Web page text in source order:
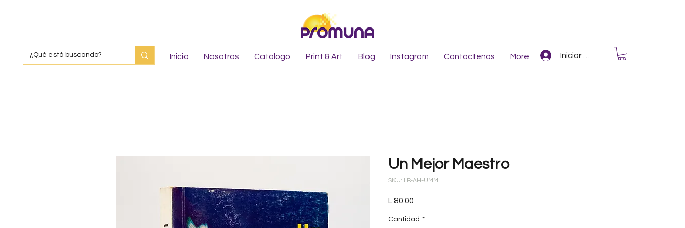
Inicio Nosotros Catálogo Print & Art Blog Instagram Contáctenos More Iniciar Sesión
Un Mejor Maestro
SKU: LB-AH-UMM
L 80.00
Cantidad *